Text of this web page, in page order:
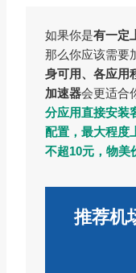
如果你是有一定
那么你应该需要
身可用、各应用
加速器会更适合
分应用直接安装
配置，最大程度
不超10元，物美
推荐机